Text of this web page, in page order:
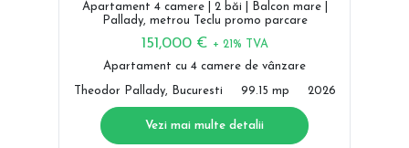
Apartament 4 camere | 2 băi | Balcon mare |
Pallady, metrou Teclu promo parcare
151,000 € + 21% TVA
Apartament cu 4 camere de vânzare
Theodor Pallady, Bucuresti 99.15 mp 2026
Vezi mai multe detalii